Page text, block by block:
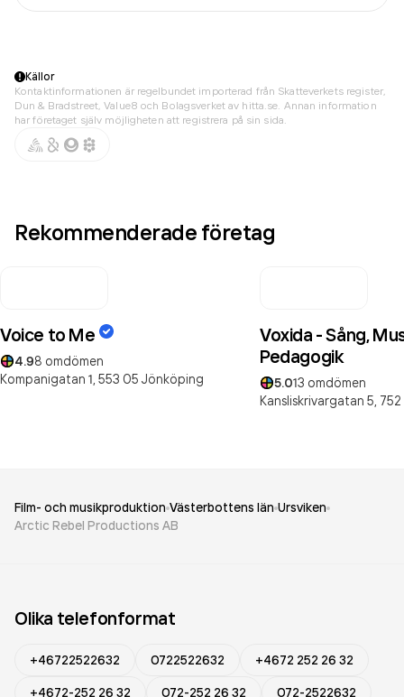
Källor
Kontaktinformationen är regelbundet importerad från Skatteverkets register,
Dun & Bradstreet, Value8 och Bolagsverket av hitta.se. Annan information
har företaget själv möjligheten att registrera på sin sida.
Rekommenderade företag
Voice to Me
4.98 omdömen
Kompanigatan 1, 553 05 Jönköping
Voxida - Sång,
Pedagogik
5.013 omdömen
Kansliskrivargatan 5, 752
Film- och musikproduktion Västerbottens län Ursviken
Arctic Rebel Productions AB
Olika telefonformat
+46722522632 0722522632
+4672 252 26 32
+4672-252 26 32
072-252 26 32 072-2522632